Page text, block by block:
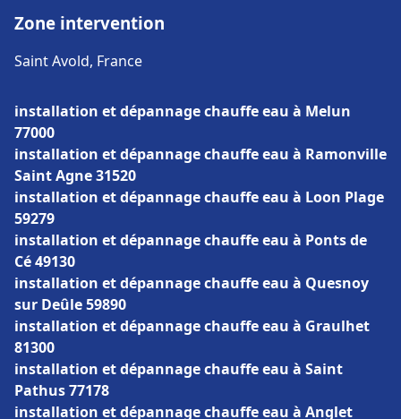
Zone intervention
Saint Avold, France
installation et dépannage chauffe eau à Melun
77000
installation et dépannage chauffe eau à Ramonville
Saint Agne 31520
installation et dépannage chauffe eau à Loon Plage
59279
installation et dépannage chauffe eau à Ponts de
Cé 49130
installation et dépannage chauffe eau à Quesnoy
sur Deûle 59890
installation et dépannage chauffe eau à Graulhet
81300
installation et dépannage chauffe eau à Saint
Pathus 77178
installation et dépannage chauffe eau à Anglet